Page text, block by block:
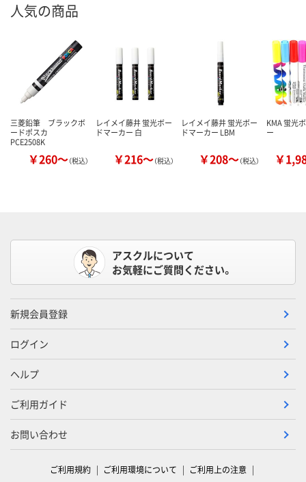
人気の商品
三菱鉛筆 ブラックボ
ードポスカ
PCE2508K
￥260～（税込）
レイメイ藤井 蛍光ボー
ドマーカー 白
￥216～（税込）
レイメイ藤井 蛍光ボー
ドマーカー LBM
￥208～（税込）
KMA 蛍光
ー
￥
アスクルについて
お気軽にご質問ください。
新規会員登録
ログイン
ヘルプ
ご利用ガイド
お問い合わせ
ご利用規約 ご利用環境について ご利用上の注意